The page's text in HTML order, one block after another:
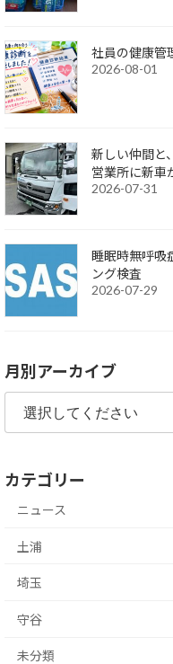
社員の健康管
2026-08-01
新しい仲間と
営業所に新車
2026-07-31
睡眠時無呼吸
ング検査
2026-07-29
月別アーカイブ
カテゴリー
ニュース
土浦
埼玉
守谷
未分類